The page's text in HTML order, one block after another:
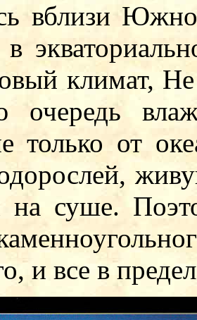
вблизи
в
климат,
очередь
только от
на суше.
и все в